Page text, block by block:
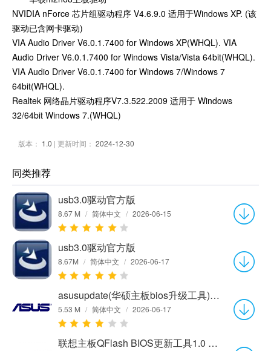
NVIDIA nForce 芯片组驱动程序 V4.6.9.0 适用于Windows XP. (该
驱动已含网卡驱动)
VIA Audio Driver V6.0.1.7400 for Windows XP(WHQL). VIA
Audio Driver V6.0.1.7400 for Windows Vista/Vista 64bit(WHQL).
VIA Audio Driver V6.0.1.7400 for Windows 7/Windows 7
64bit(WHQL).
Realtek 网络晶片驱动程序V7.3.522.2009 适用于 Windows
32/64bit Windows 7.(WHQL)
版本： 1.0 | 更新时间： 2024-12-30
同类推荐
usb3.0驱动官方版
8.67 M / 简体中文 / 2026-06-15
usb3.0驱动官方版
8.67M / 简体中文 / 2026-06-17
asusupdate(华硕主板bios升级工具)v7.15.05官方最新版
5.53 M / 简体中文 / 2026-06-17
联想主板QFlash BIOS更新工具1.0 官方版